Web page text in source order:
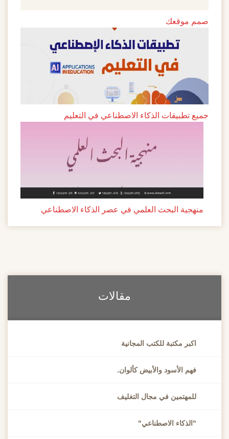
صمم موقعك
جميع تطبيقات الذكاء الاصطناعي في التعليم
منهجية البحث العلمي في عصر الذكاء الاصطناعي
مقالات
اكبر مكتبة للكتب المجانية
فهم الأسود والأبيض كألوان.
للمهتمين في مجال التغليف
"الذكاء الاصطناعي"